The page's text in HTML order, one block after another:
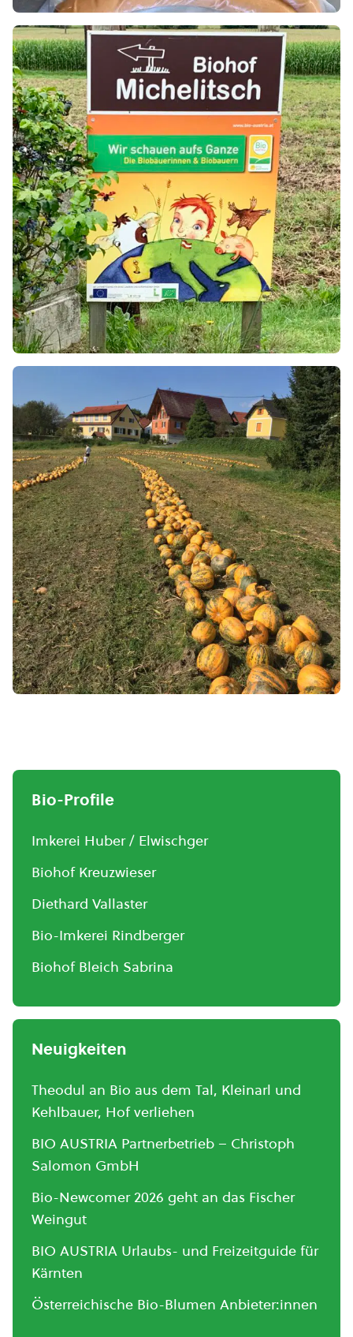
Bio-Profile
Imkerei Huber / Elwischger
Biohof Kreuzwieser
Diethard Vallaster
Bio-Imkerei Rindberger
Biohof Bleich Sabrina
Neuigkeiten
Theodul an Bio aus dem Tal, Kleinarl und
Kehlbauer, Hof verliehen
BIO AUSTRIA Partnerbetrieb – Christoph
Salomon GmbH
Bio-Newcomer 2026 geht an das Fischer
Weingut
BIO AUSTRIA Urlaubs- und Freizeitguide für
Kärnten
Österreichische Bio-Blumen Anbieter:innen